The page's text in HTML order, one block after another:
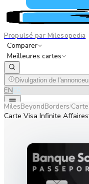
Propulsé par Milesopedia
Comparer
Meilleures cartes
Divulgation de
ENFR
MilesBeyondBorders/
Carte Visa Infinite